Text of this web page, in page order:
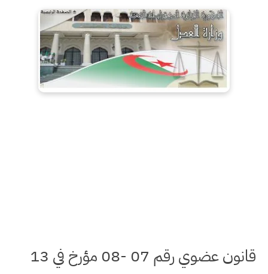
قانون عضوي رقم 07 -08 مؤرخ في 13